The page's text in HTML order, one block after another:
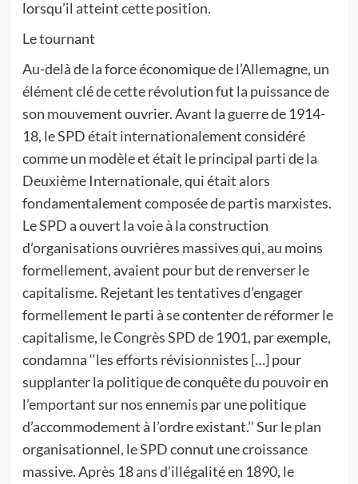
lorsqu’il atteint cette position.
Le tournant
Au-delà de la force économique de l’Allemagne, un
élément clé de cette révolution fut la puissance de
son mouvement ouvrier. Avant la guerre de 1914-
18, le SPD était internationalement considéré
comme un modèle et était le principal parti de la
Deuxième Internationale, qui était alors
fondamentalement composée de partis marxistes.
Le SPD a ouvert la voie à la construction
d’organisations ouvrières massives qui, au moins
formellement, avaient pour but de renverser le
capitalisme. Rejetant les tentatives d’engager
formellement le parti à se contenter de réformer le
capitalisme, le Congrès SPD de 1901, par exemple,
condamna ‘‘les efforts révisionnistes […] pour
supplanter la politique de conquête du pouvoir en
l’emportant sur nos ennemis par une politique
d’accommodement à l’ordre existant.’’ Sur le plan
organisationnel, le SPD connut une croissance
massive. Après 18 ans d’illégalité en 1890, le